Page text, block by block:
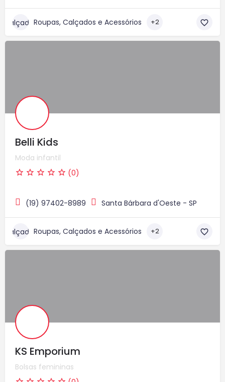
Roupas, Calçados e Acessórios +2
Belli Kids
Moda infantil
(0)
(19) 97402-8989 Santa Bárbara d'Oeste - SP
Roupas, Calçados e Acessórios +2
KS Emporium
Bolsas femininas